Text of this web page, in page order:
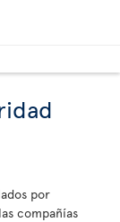
por
compañías